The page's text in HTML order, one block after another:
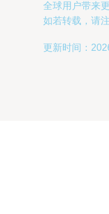
全球用户带来
如若转载，请
更新时间：